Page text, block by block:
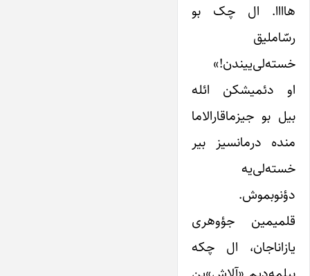
هاااا. ال چک بو
رسّاملیق
خسته‌لی‌ییندن!»
او دئمیشکن ائله
بیل بو جیزماقارالاما
منده درمانسیز بیر
خسته‌لی‌یه
دؤنوبموش.
قلمیمین جؤوهری
یازاناجان، ال چکه